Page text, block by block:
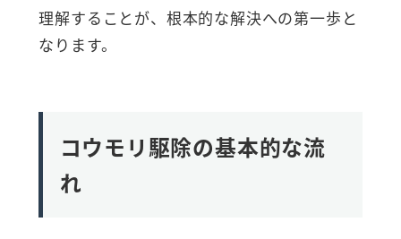
理解することが、根本的な解決への第一歩と
なります。
コウモリ駆除の基本的な流
れ